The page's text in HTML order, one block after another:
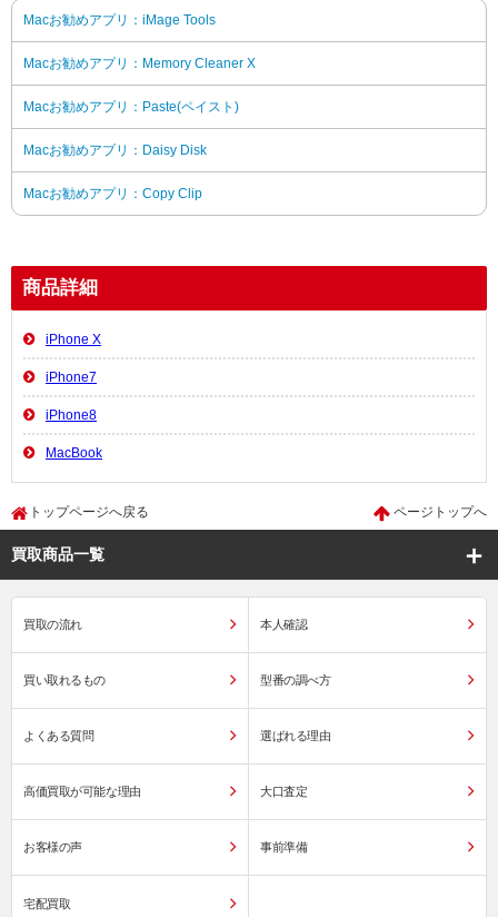
Macお勧めアプリ：iMage Tools
Macお勧めアプリ：Memory Cleaner X
Macお勧めアプリ：Paste(ペイスト)
Macお勧めアプリ：Daisy Disk
Macお勧めアプリ：Copy Clip
商品詳細
iPhone X
iPhone7
iPhone8
MacBook
トップページへ戻る ページトップへ
買取商品一覧
買取の流れ 本人確認
買い取れるもの 型番の調べ方
よくある質問 選ばれる理由
高価買取が可能な理由 大口査定
お客様の声 事前準備
宅配買取